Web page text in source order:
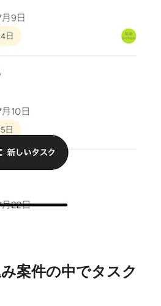
案件の中でタスク